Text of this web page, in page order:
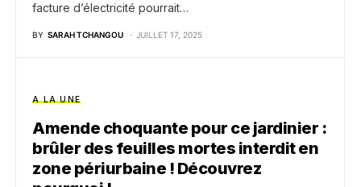
facture d’électricité pourrait…
BY SARAH TCHANGOU JUILLET 17, 2025
A LA UNE
Amende choquante pour ce jardinier :
brûler des feuilles mortes interdit en
zone périurbaine ! Découvrez